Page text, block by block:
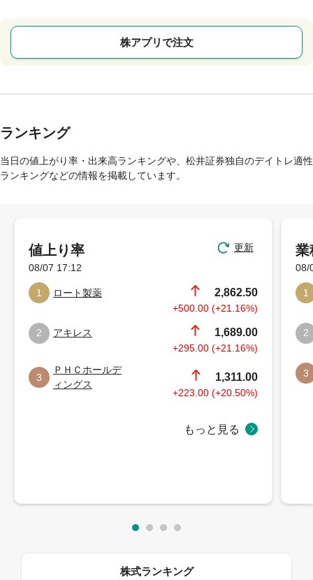
株アプリで注文
ランキング
当日の値上がり率・出来高ランキングや、松井証券独自のデイトレ適性
ランキングなどの情報を掲載しています。